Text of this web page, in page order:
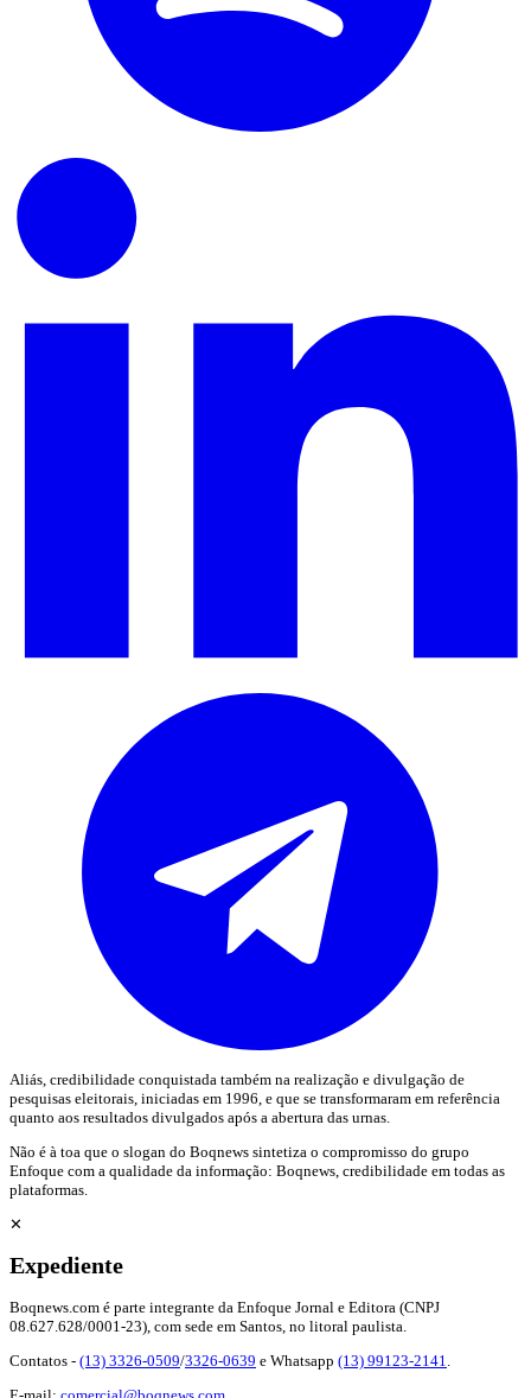
Aliás, credibilidade conquistada também na realização e divulgação de
pesquisas eleitorais, iniciadas em 1996, e que se transformaram em referência
quanto aos resultados divulgados após a abertura das urnas.
Não é à toa que o slogan do Boqnews sintetiza o compromisso do grupo
Enfoque com a qualidade da informação: Boqnews, credibilidade em todas as
plataformas.
✕
Expediente
Boqnews.com é parte integrante da Enfoque Jornal e Editora (CNPJ
08.627.628/0001-23), com sede em Santos, no litoral paulista.
Contatos - (13) 3326-0509/3326-0639 e Whatsapp (13) 99123-2141